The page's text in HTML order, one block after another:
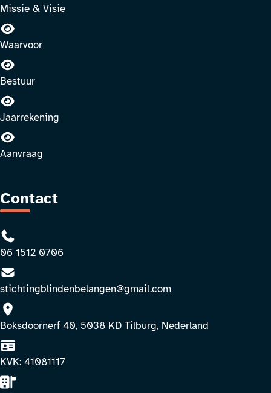
Missie & Visie
Waarvoor
Bestuur
Jaarrekening
Aanvraag
Contact
Bel:
06 1512 0706
E-mail:
stichtingblindenbelangen@gmail.com
Boksdoornerf 40, 5038 KD Tilburg, Nederland
KVK: 41081117